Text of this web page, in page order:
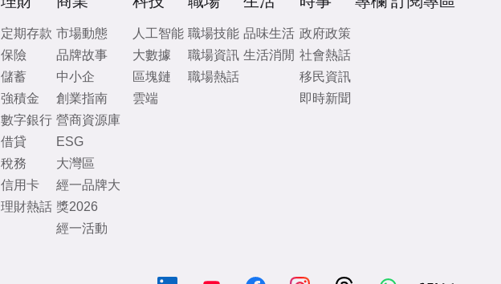
定期存款
保險
儲蓄
強積金
數字銀行
借貸
稅務
信用卡
理財熱話
市場動態
品牌故事
中小企
創業指南
營商資源庫
ESG
大灣區
經一品牌大
獎2026
經一活動
人工智能
大數據
區塊鏈
雲端
職場技能
職場資訊
職場熱話
品味生活
生活消閒
政府政策
社會熱話
移民資訊
即時新聞